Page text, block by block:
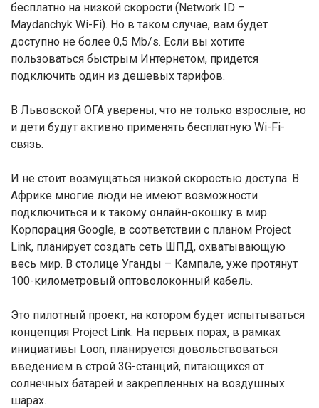
бесплатно на низкой скорости (Network ID –
Maydanchyk Wi-Fi). Но в таком случае, вам будет
доступно не более 0,5 Mb/s. Если вы хотите
пользоваться быстрым Интернетом, придется
подключить один из дешевых тарифов.
В Львовской ОГА уверены, что не только взрослые, но
и дети будут активно применять бесплатную Wi-Fi-
связь.
И не стоит возмущаться низкой скоростью доступа. В
Африке многие люди не имеют возможности
подключиться и к такому онлайн-окошку в мир.
Корпорация Google, в соответствии с планом Project
Link, планирует создать сеть ШПД, охватывающую
весь мир. В столице Уганды – Кампале, уже протянут
100-километровый оптоволоконный кабель.
Это пилотный проект, на котором будет испытываться
концепция Project Link. На первых порах, в рамках
инициативы Loon, планируется довольствоваться
введением в строй 3G-станций, питающихся от
солнечных батарей и закрепленных на воздушных
шарах.